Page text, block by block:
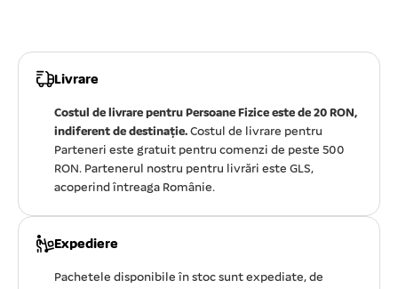
Livrare
Costul de livrare pentru Persoane Fizice este de 20 RON,
indiferent de destinație. Costul de livrare pentru
Parteneri este gratuit pentru comenzi de peste 500
RON. Partenerul nostru pentru livrări este GLS,
acoperind întreaga Românie.
Expediere
Pachetele disponibile în stoc sunt expediate, de